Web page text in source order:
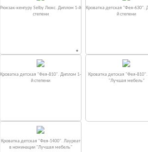
Рюкзак-кенгуру Selby Люкс. Диплом 1-й
степени
Кроватка детская "Фея-630".
й степени
Кроватка детская "Фея-810". Диплом 1-
й степени
Кроватка детская "Фея-
"Лучшая мебель"
Кроватка детская "Фея-1400". Лауреат
в номинации "Лучшая мебель"